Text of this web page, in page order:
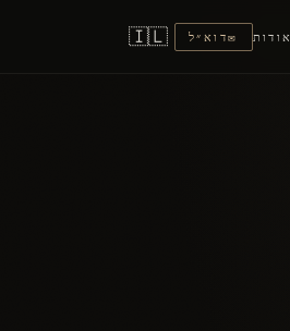
אודות ✉דוא״ל 🇮🇱